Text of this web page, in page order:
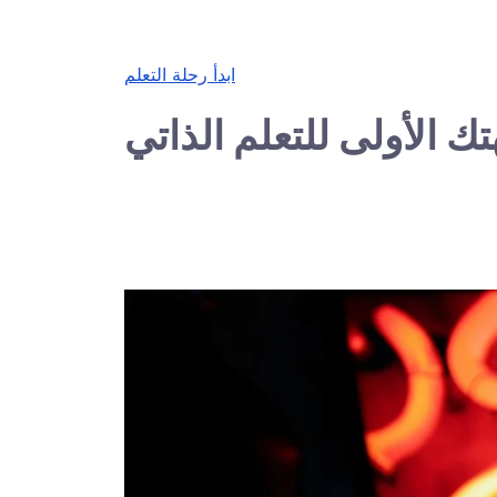
ابدأ رحلة التعلم
الأولى للتعلم الذاتي